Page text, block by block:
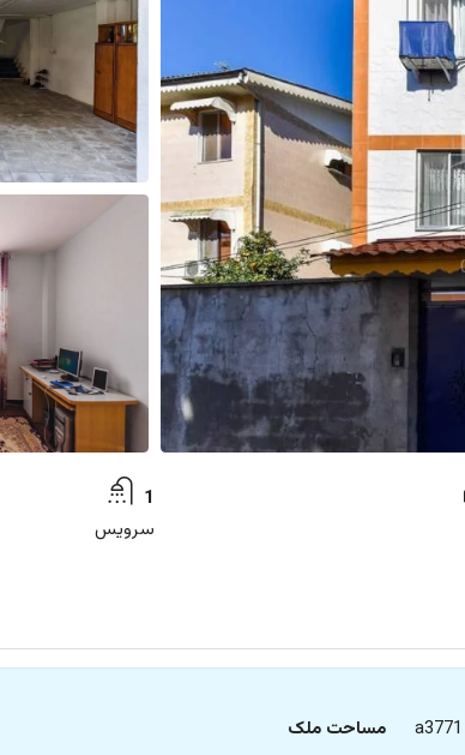
1
سرویس
a3771 مساحت ملک